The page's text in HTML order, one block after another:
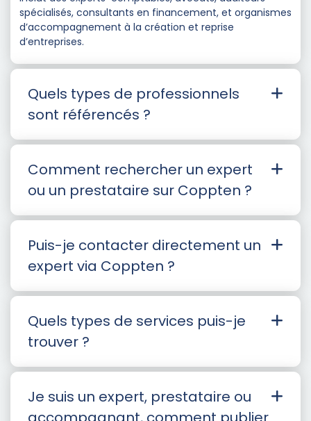
spécialisés, consultants en financement, et organismes
d’accompagnement à la création et reprise
d’entreprises.
Quels types de professionnels
sont référencés ?
Comment rechercher un expert
ou un prestataire sur Coppten ?
Puis-je contacter directement un
expert via Coppten ?
Quels types de services puis-je
trouver ?
Je suis un expert, prestataire ou